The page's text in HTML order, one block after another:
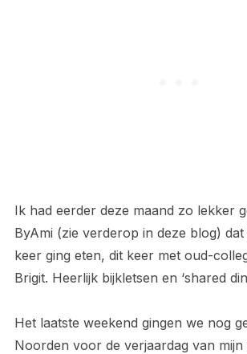
Ik had eerder deze maand zo lekker
ByAmi (zie verderop in deze blog)
keer ging eten, dit keer met oud-
Brigit. Heerlijk bijkletsen en ‘shared
Het laatste weekend gingen we nog
Noorden voor de verjaardag van mijn